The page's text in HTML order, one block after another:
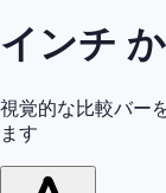
インチ
視覚的な比較バー
ます